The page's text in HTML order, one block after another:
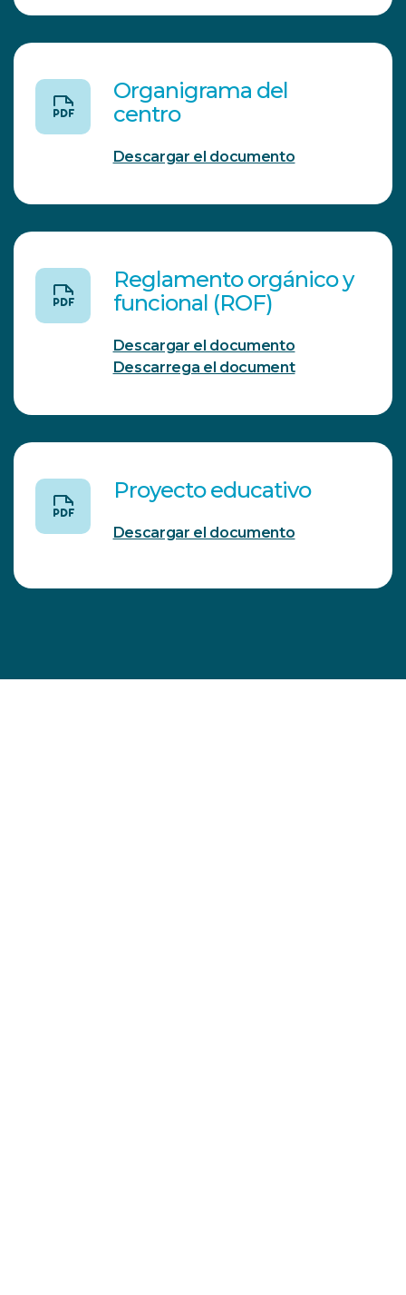
Organigrama del
centro
Descargar el documento
Reglamento orgánico y
funcional (ROF)
Descargar el documento
Descarrega el document
Proyecto educativo
Descargar el documento